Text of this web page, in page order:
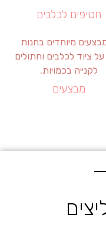
חטיפים לכלבים
מבצעים